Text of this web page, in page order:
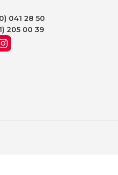
041 28 50
205 00 39